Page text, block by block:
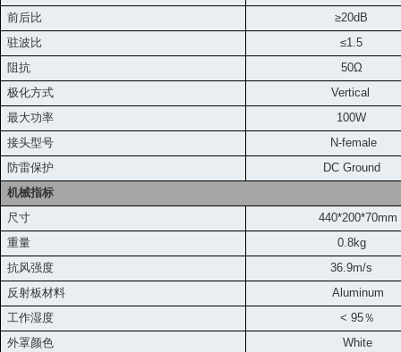
前后比
≥20dB
驻波比
≤1.5
阻抗
50Ω
极化方式
Vertical
最大功率
100W
接头型号
N-female
防雷保护
DC Ground
机械指标
尺寸
440*200*70mm
重量
0.8kg
抗风强度
36.9m/s
反射板材料
Aluminum
工作湿度
< 95％
外罩颜色
White